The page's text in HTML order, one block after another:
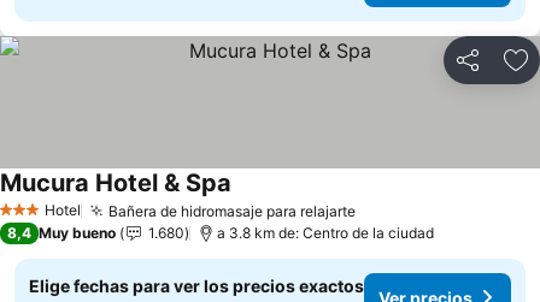
Compartir
3 Estrellas
Hotel Bañera de hidromasaje para relajarteVer precios
Mucura Hotel & Spa
8,4 Muy bueno 1.680 a 3.8 km de: Centro de la ciudad
Elige fechas para ver los precios exactos
Ver precios